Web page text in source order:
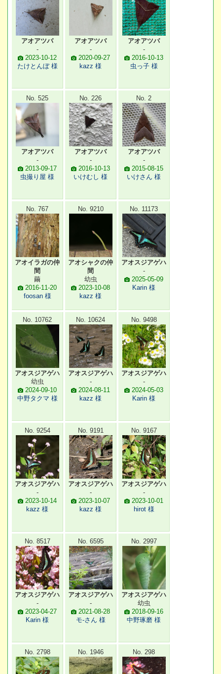
アオアツバ
-
2023-10-12
たけとんぼ 様
アオアツバ
-
2020-09-27
kazz 様
アオアツバ
-
2016-10-13
虫っ子 様
No. 525
アオアツバ
-
2013-09-17
虫撮り屋 様
No. 226
アオアツバ
-
2016-10-13
いけむし 様
No. 2
アオアツバ
-
2015-08-15
いけさん 様
No. 767
アオイラガの仲
間
繭
2016-11-20
foosan 様
No. 9210
アオシャクの仲
間
幼虫
2023-10-08
kazz 様
No. 11173
アオスジアゲハ
-
2025-05-09
Karin 様
No. 10762
アオスジアゲハ
幼虫
2024-09-10
中野タクマ 様
No. 10624
アオスジアゲハ
-
2024-08-11
kazz 様
No. 9498
アオスジアゲハ
-
2024-05-03
Karin 様
No. 9254
アオスジアゲハ
-
2023-10-14
kazz 様
No. 9191
アオスジアゲハ
-
2023-10-07
kazz 様
No. 9167
アオスジアゲハ
-
2023-10-01
hirot 様
No. 8517
アオスジアゲハ
-
2023-04-27
Karin 様
No. 6595
アオスジアゲハ
-
2021-08-28
モ-さん 様
No. 2997
アオスジアゲハ
幼虫
2018-09-16
中野琢磨 様
No. 2798 No. 1946 No. 298